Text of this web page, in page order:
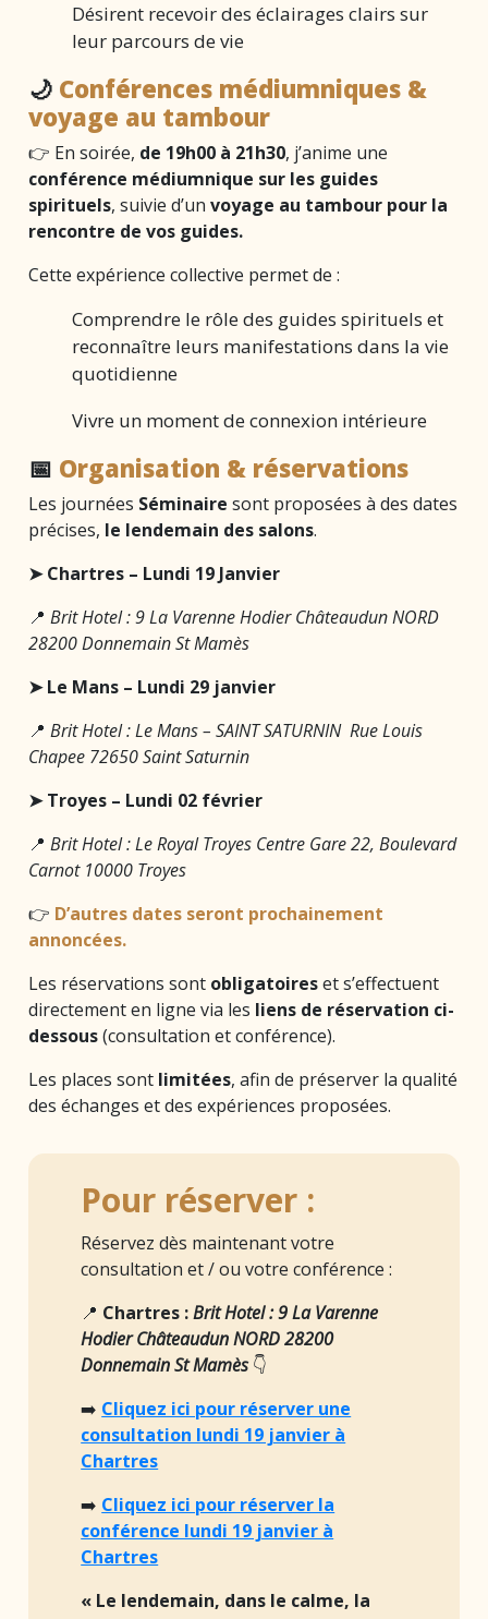
Désirent recevoir des éclairages clairs sur
leur parcours de vie
🌙 Conférences médiumniques &
voyage au tambour
👉 En soirée, de 19h00 à 21h30, j’anime une
conférence médiumnique sur les guides
spirituels, suivie d’unvoyage au tambour pour la
rencontre de vos guides.
Cette expérience collective permet de :
Comprendre le rôle des guides spirituels et
reconnaître leurs manifestations dans la vie
quotidienne
Vivre un moment de connexion intérieure
📅 Organisation & réservations
Les journées Séminaire sont proposées à des dates
précises, le lendemain des salons.
➤ Chartres – Lundi 19 Janvier
📍Brit Hotel : 9 La Varenne Hodier Châteaudun NORD
28200 Donnemain St Mamès
➤ Le Mans – Lundi 29 janvier
📍Brit Hotel : Le Mans – SAINT SATURNIN Rue Louis
Chapee 72650 Saint Saturnin
➤ Troyes – Lundi 02 février
📍Brit Hotel : Le RoyalTroyes Centre Gare 22, Boulevard
Carnot 10000 Troyes
👉 D’autres dates seront prochainement
annoncées.
Les réservations sont obligatoireset s’effectuent
directement en ligne via les liens de réservation ci-
dessous(consultation et conférence).
Les places sont limitées, afin de préserver la qualité
des échanges et des expériences proposées.
Pour réserver :
Réservez dès maintenant votre
consultation et / ou votre conférence :
📍 Chartres :Brit Hotel : 9 La Varenne
Hodier Châteaudun NORD 28200
Donnemain St Mamès👇
➡️ Cliquez ici pour réserver une
consultation lundi 19 janvier à
Chartres
➡️ Cliquez ici pour réserver la
conférence lundi 19 janvier à
Chartres
« Le lendemain, dans le calme, la